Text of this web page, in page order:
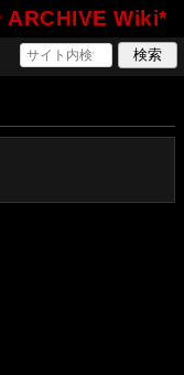
ARCHIVE Wiki*